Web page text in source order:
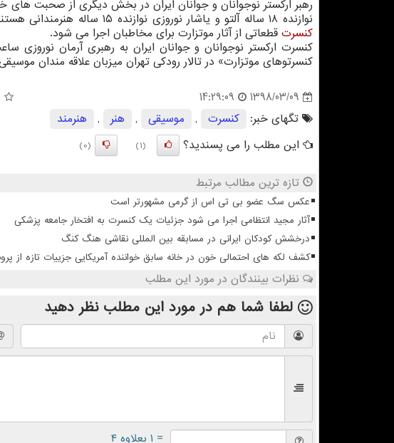
نوازنده ۱۸ ساله آلتو و یاشار نوروزی نوازنده ۱۵ ساله هنرمندانی هستند كه در كنسرت پیش رو بعنوان تك نواز حضور دارند. در این
كنسرت قطعاتی از آثار موتزارت برای مخاطبان اجرا می شود.
كنسرتوهای موتزارت» در تالار رودكی تهران میزبان علاقه مندان
1398/03/09
14:29:09
تگهای خبر:
كنسرت , موسیقی , هنر ,
هنرمند
این مطلب را می پسندید؟
(1)
(0)
تازه ترین مطالب مرتبط
عکس سگ عضو بی تی اس از گرمی مشهورتر است
آثار مجید انتظامی اجرا می شود جزئیات یک کنسرت به افتخار جامعه پزشکی
درخشش کودکان ایرانی در مسابقه بین المللی نقاشی هنگ کنگ
کشف لکه های احتمالی خون در خانه سابق خواننده آمریکایی جزییات تازه از
نظرات بینندگان در مورد این مطلب
لطفا شما هم در مورد این مطلب نظر دهید
= ۱ بعلاوه ۴